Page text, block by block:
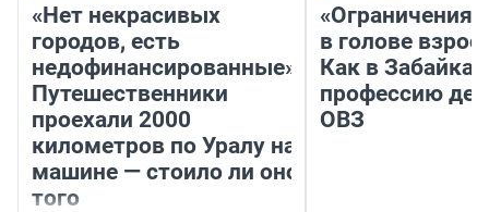
«Нет некрасивых
городов, есть
недофинансированные».
Путешественники
проехали 2000
километров по Уралу на
машине — стоило ли оно
того
«Ограничения
в голове
Как в
профессию
ОВЗ